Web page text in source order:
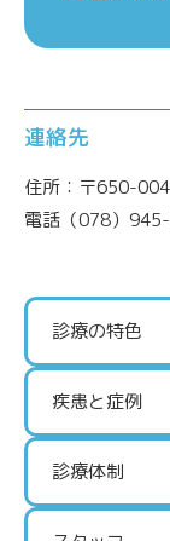
連絡先
住所：〒650-
電話（078）945-
診療の特色
疾患と症例
診療体制